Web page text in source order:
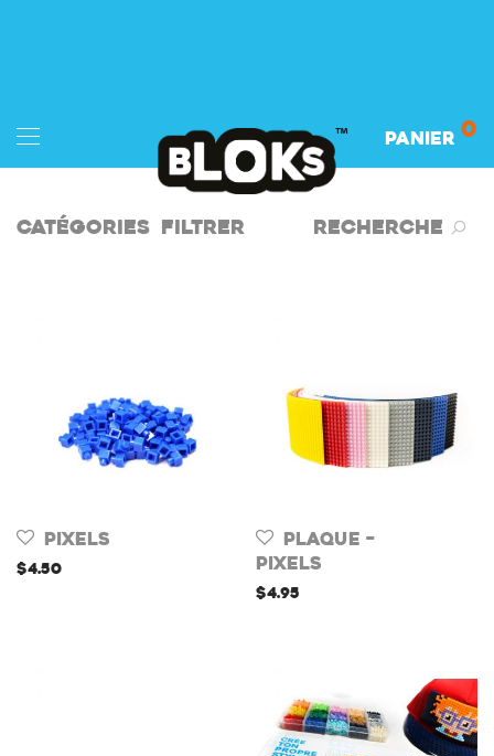
Panier 0
Catégories Filtrer Recherche
Pixels
$4.50
Plaque –
Pixels
$4.95